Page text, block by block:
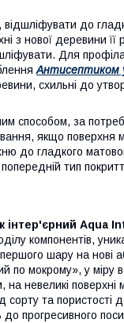
до
з нової деревини її
Для
Антисептиком
схильні до
способом, за
якщо поверхня
до гладкого
тип
інтер'єрний Aqua
компонентів,
шару на нові
по мокрому», у міру
невеликі поверхні
сорту та пористості
до прогресивного